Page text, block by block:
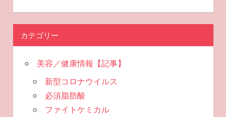
カテゴリー
美容／健康情報【記事】
新型コロナウイルス
必須脂肪酸
ファイトケミカル